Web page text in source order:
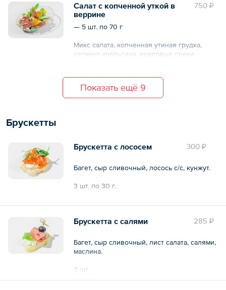
750 ₽
Салат с копченной уткой в
веррине
— 5 шт. по 70 г
Микс салата, копченная утиная грудка,
сегмент апельсина, кедровые орехи,
Показать ещё 9
Брускетты
300 ₽
Брускетта с лососем
Багет, сыр сливочный, лосось с/с, кунжут.
3 шт. по 30 г.
Общий вес – 90 г
285 ₽
Брускетта с салями
Багет, сыр сливочный, лист салата, салями,
маслина.
3 шт.